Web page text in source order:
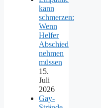
kann
schmerzen:
Wenn
Helfer
Abschied
nehmen
müssen
15.
Juli
2026
Gay-